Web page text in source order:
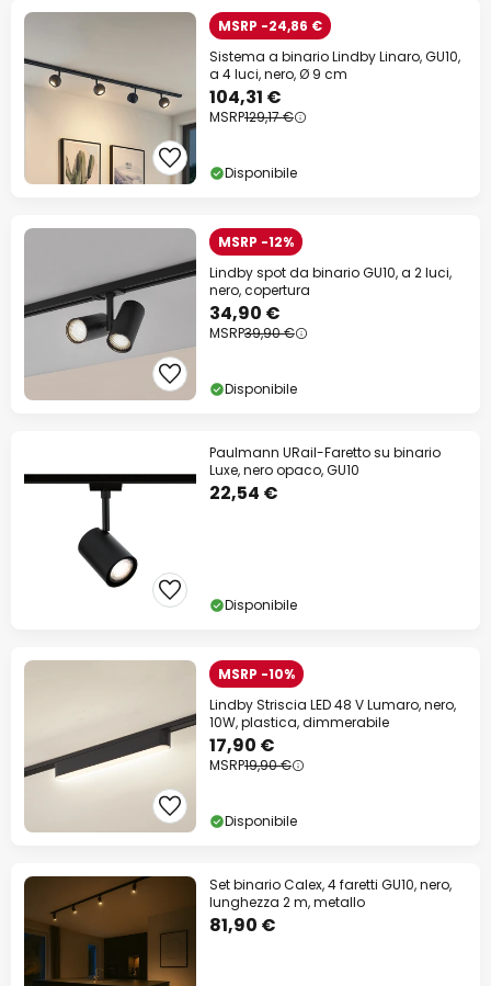
MSRP -24,86 €
Sistema a binario Lindby Linaro, GU10,
a 4 luci, nero, Ø 9 cm
104,31 €
MSRP129,17 €
Disponibile
MSRP -12%
Lindby spot da binario GU10, a 2 luci,
nero, copertura
34,90 €
MSRP39,90 €
Disponibile
Paulmann URail-Faretto su binario
Luxe, nero opaco, GU10
22,54 €
Disponibile
MSRP -10%
Lindby Striscia LED 48 V Lumaro, nero,
10W, plastica, dimmerabile
17,90 €
MSRP19,90 €
Disponibile
Set binario Calex, 4 faretti GU10, nero,
lunghezza 2 m, metallo
81,90 €